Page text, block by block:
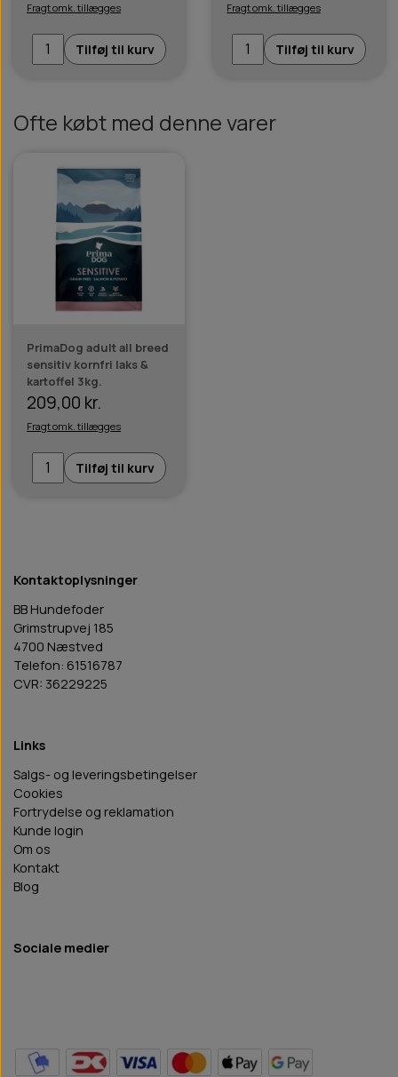
Fragt omk. tillægges
Tilføj til kurv
Fragt omk. tillægges
Tilføj til kurv
Ofte købt med denne varer
PrimaDog adult all breed
sensitiv kornfri laks &
kartoffel 3kg.
209,00 kr.
Fragt omk. tillægges
Tilføj til kurv
Kontaktoplysninger
BB Hundefoder
Grimstrupvej 185
4700 Næstved
Telefon: 61516787
CVR: 36229225
Links
Salgs- og leveringsbetingelser
Cookies
Fortrydelse og reklamation
Kunde login
Om os
Kontakt
Blog
Sociale medier